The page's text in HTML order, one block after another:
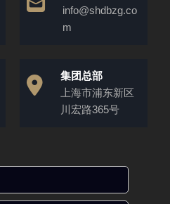
info@shdbzg.co
m
集团总部
上海市浦东新区
川宏路365号